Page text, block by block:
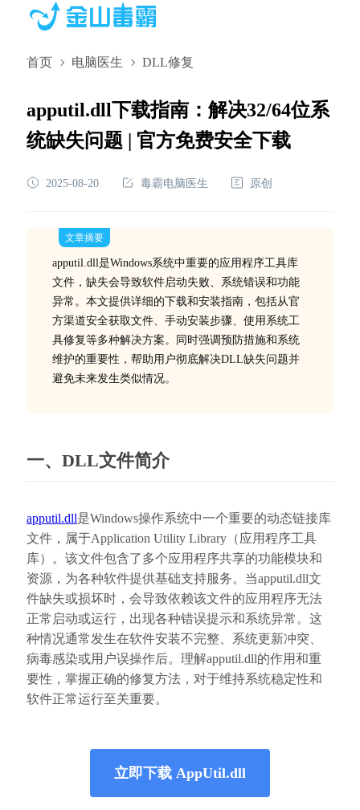
首页 电脑医生 DLL修复
apputil.dll下载指南：解决32/64位系
统缺失问题 | 官方免费安全下载
2025-08-20 毒霸电脑医生 原创
文章摘要
apputil.dll是Windows系统中重要的应用程序工具库
文件，缺失会导致软件启动失败、系统错误和功能
异常。本文提供详细的下载和安装指南，包括从官
方渠道安全获取文件、手动安装步骤、使用系统工
具修复等多种解决方案。同时强调预防措施和系统
维护的重要性，帮助用户彻底解决DLL缺失问题并
避免未来发生类似情况。
一、DLL文件简介
apputil.dll是Windows操作系统中一个重要的动态链接库
文件，属于Application Utility Library（应用程序工具
库）。该文件包含了多个应用程序共享的功能模块和
资源，为各种软件提供基础支持服务。当apputil.dll文
件缺失或损坏时，会导致依赖该文件的应用程序无法
正常启动或运行，出现各种错误提示和系统异常。这
种情况通常发生在软件安装不完整、系统更新冲突、
病毒感染或用户误操作后。理解apputil.dll的作用和重
要性，掌握正确的修复方法，对于维持系统稳定性和
软件正常运行至关重要。
立即下载 AppUtil.dll